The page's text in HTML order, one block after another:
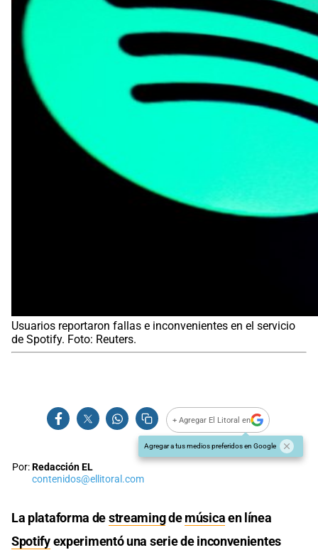
Usuarios reportaron fallas e inconvenientes en el servicio
de Spotify. Foto: Reuters.
+ Agregar El Litoral en
Agregar a tus medios preferidos en Google
Por:Redacción EL
contenidos@ellitoral.com
La plataforma destreamingdemúsicaen línea
Spotifyexperimentó una serie de inconvenientes